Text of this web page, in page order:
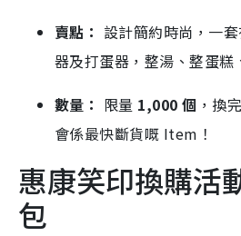
賣點： 設計簡約時尚，一
器及打蛋器，整湯、整蛋糕
數量： 限量 1,000 個 ，換
會係最快斷貨嘅 Item！
惠康笑印換購活
包